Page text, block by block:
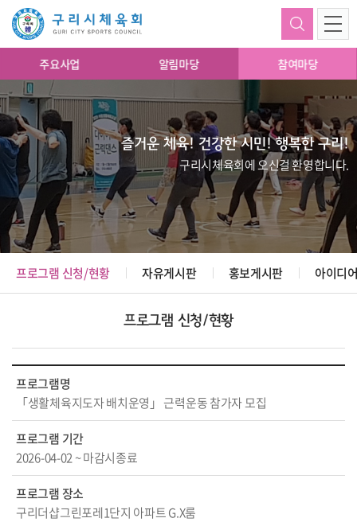
주요사업 알림마당 참여마당
즐거운 체육! 건강한 시민! 행복한 구리!
구리시체육회에 오신걸 환영합니다.
프로그램 신청/현황 자유게시판 홍보게시판 아이디
프로그램 신청/현황
프로그램명
「생활체육지도자 배치운영」 근력운동 참가자 모집
프로그램 기간
2026-04-02 ~ 마감시종료
프로그램 장소
구리더샵그린포레1단지 아파트 G.X룸